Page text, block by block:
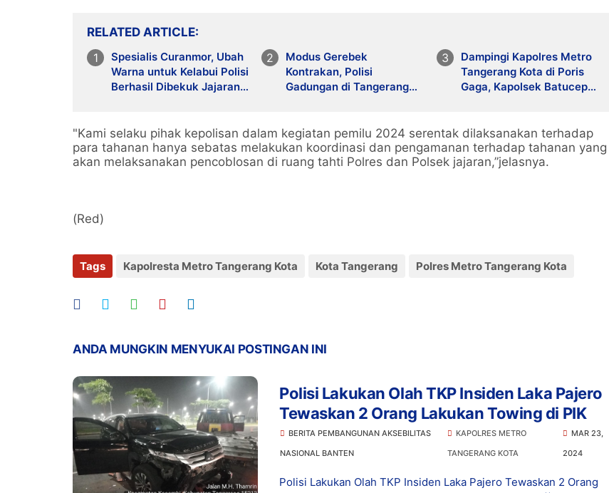
RELATED ARTICLE
Spesialis Curanmor, Ubah
Warna untuk Kelabui Polisi
Berhasil Dibekuk Jajaran
Modus Gerebek
Kontrakan, Polisi
Gadungan di Tangerang
Dampingi Kapolres Metro
Tangerang Kota di Poris
Gaga, Kapolsek Batuceper
"Kami selaku pihak kepolisan dalam kegiatan pemilu 2024 serentak dilaksanakan terhadap
para tahanan hanya sebatas melakukan koordinasi dan pengamanan terhadap tahanan yang
akan melaksanakan pencoblosan di ruang tahti Polres dan Polsek jajaran,”jelasnya.
(Red)
Tags Kapolresta Metro Tangerang Kota Kota Tangerang Polres Metro Tangerang Kota
ANDA MUNGKIN MENYUKAI POSTINGAN INI
Polisi Lakukan Olah TKP Insiden Laka Pajero
Tewaskan 2 Orang Lakukan Towing di PIK
BERITA PEMBANGUNAN AKSEBILITAS
NASIONAL BANTEN
KAPOLRES METRO
TANGERANG KOTA
MAR 23,
2024
Polisi Lakukan Olah TKP Insiden Laka Pajero Tewaskan 2 Orang